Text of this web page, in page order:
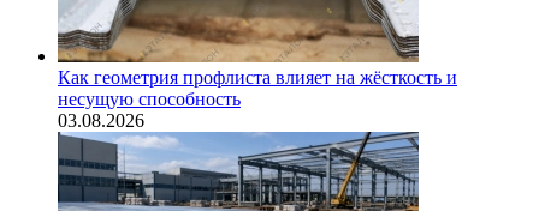
Как геометрия профлиста влияет на жёсткость и
несущую способность
03.08.2026